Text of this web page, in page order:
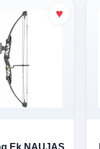
Ek NAUJAS